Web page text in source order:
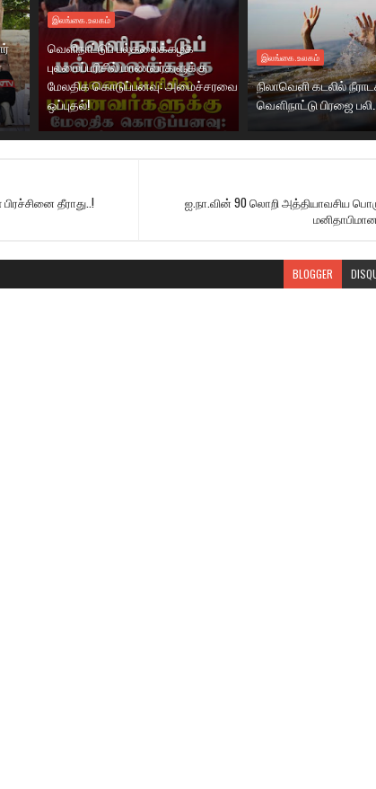
இலங்கை.உலகம்
வெளிநாட்டுப் பல்கலைக்கழக
புலமைப்பரிசில் மாணவர்களுக்கு
மேலதிக கொடுப்பனவு: அமைச்சரவை
ஒப்புதல்!
இலங்கை.உலகம்
நிலாவெளி கடலில்
வௌிநாட்டு பிரஜை
ஐ.நா.வின் 90 லொறி அத்தியாவசிய
தீராது..!
BLOGGER